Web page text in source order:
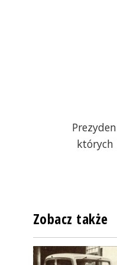
których
Zobacz także